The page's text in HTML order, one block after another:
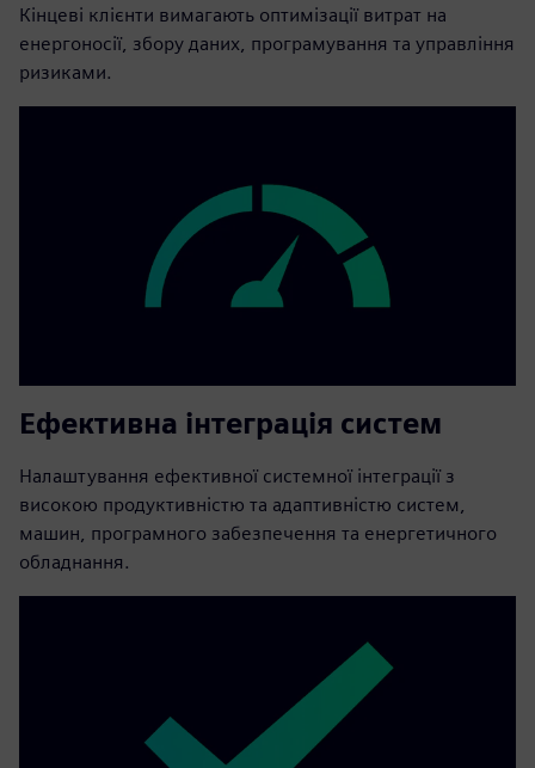
Кінцеві клієнти вимагають оптимізації витрат на
енергоносії, збору даних, програмування та управління
ризиками.
Ефективна інтеграція систем
Налаштування ефективної системної інтеграції з
високою продуктивністю та адаптивністю систем,
машин, програмного забезпечення та енергетичного
обладнання.